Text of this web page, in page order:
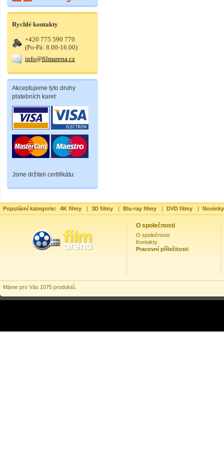
Rychlé kontakty
+420 775 590 770
(Po-Pá: 8.00-16.00)
info@filmarena.cz
Akceptujeme tyto druhy
platebních karet:
Jsme držiteli certifikátu:
Populární kategorie: 4K filmy | 3D filmy | Blu-ray filmy | DVD filmy |
O společnosti
O společnosti
Kontakty
Pracovní příležitosti
Máme pro Vás 1075 produktů.